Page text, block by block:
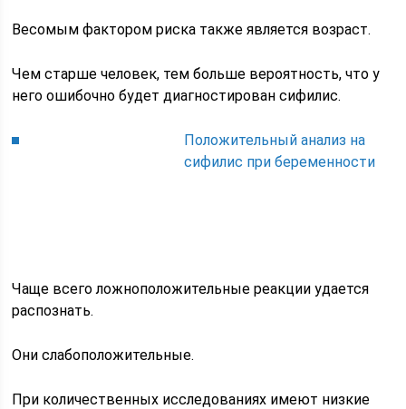
Весомым фактором риска также является возраст.
Чем старше человек, тем больше вероятность, что у
него ошибочно будет диагностирован сифилис.
Положительный анализ на
сифилис при беременности
Чаще всего ложноположительные реакции удается
распознать.
Они слабоположительные.
При количественных исследованиях имеют низкие